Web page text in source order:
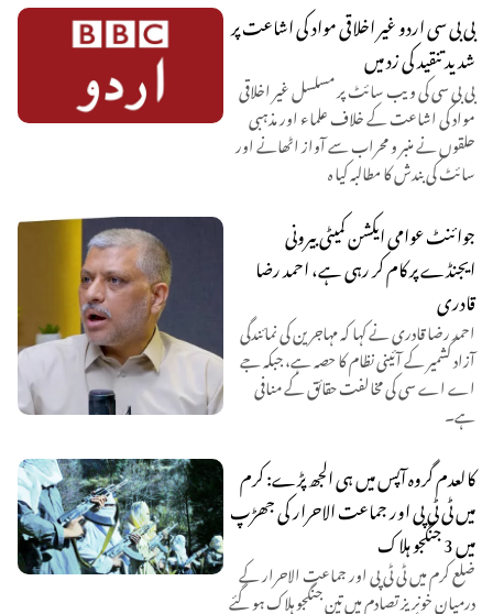
بی بی سی اردو غیر اخلاقی مواد کی اشاعت پر
شدید تنقید کی زد میں
بی بی سی کی ویب سائٹ پر مسلسل غیر اخلاقی
مواد کی اشاعت کے خلاف علماء اور مذہبی
حلقوں نے منبر و محراب سے آواز اٹھانے اور
سائٹ کی بندش کا مطالبہ کیا ہ
جوائنٹ عوامی ایکشن کمیٹی بیرونی
ایجنڈے پر کام کر رہی ہے، احمد رضا
قادری
احمد رضا قادری نے کہا کہ مہاجرین کی نمائندگی
آزاد کشمیر کے آئینی نظام کا حصہ ہے، جبکہ جے
اے اے سی کی مخالفت حقائق کے منافی
ہے۔
کالعدم گروہ آپس میں ہی الجھ پڑے: کرم
میں ٹی ٹی پی اور جماعت الاحرار کی جھڑپ
میں 3 جنگجو ہلاک
ضلع کرم میں ٹی ٹی پی اور جماعت الاحرار کے
درمیان خونریز تصادم میں تین جنگجو ہلاک ہو گئے